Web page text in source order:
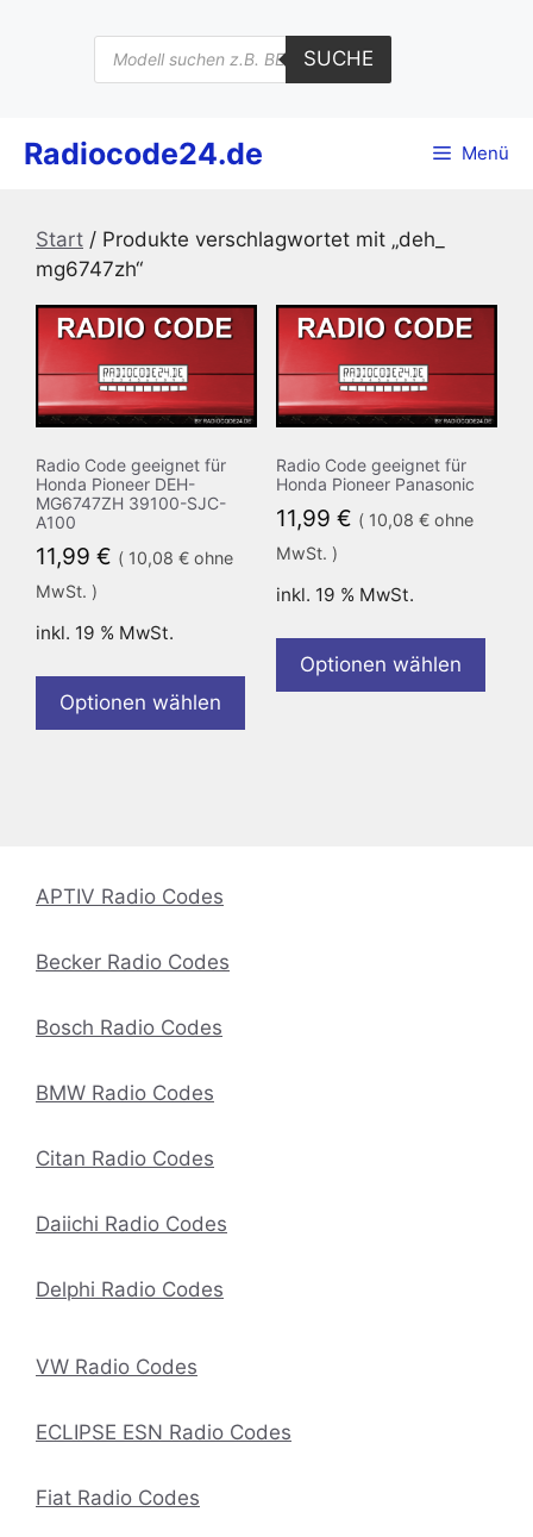
Products
search
SUCHE
Radiocode24.de Menü
Start / Produkte verschlagwortet mit „deh_
mg6747zh“
Radio Code geeignet für
Honda Pioneer DEH-
MG6747ZH 39100-SJC-
A100
11,99 € ( 10,08 € ohne
MwSt. )
inkl. 19 % MwSt.
Optionen wählen
Radio Code geeignet für
Honda Pioneer Panasonic
11,99 € ( 10,08 €ohne
MwSt. )
inkl. 19 % MwSt.
Optionen wählen
APTIV Radio Codes
Becker Radio Codes
Bosch Radio Codes
BMW Radio Codes
Citan Radio Codes
Daiichi Radio Codes
Delphi Radio Codes
VW Radio Codes
ECLIPSE ESN Radio Codes
Fiat Radio Codes